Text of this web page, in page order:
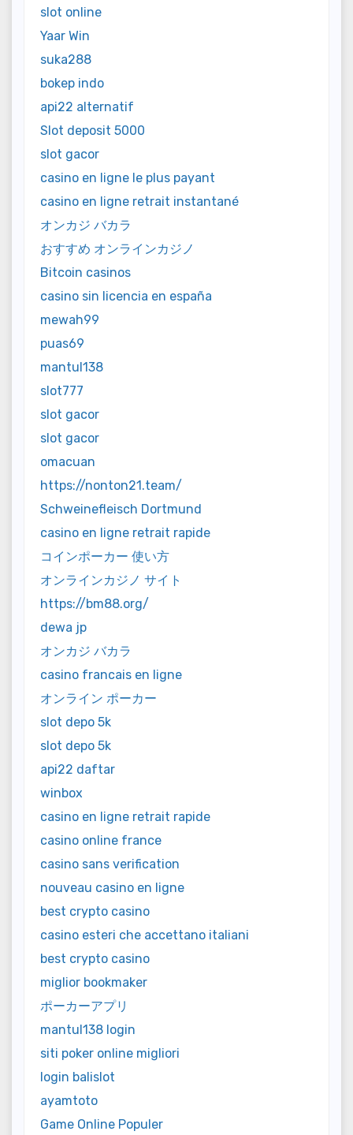
slot online
Yaar Win
suka288
bokep indo
api22 alternatif
Slot deposit 5000
slot gacor
casino en ligne le plus payant
casino en ligne retrait instantané
オンカジ バカラ
おすすめ オンラインカジノ
Bitcoin casinos
casino sin licencia en españa
mewah99
puas69
mantul138
slot777
slot gacor
slot gacor
omacuan
https://nonton21.team/
Schweinefleisch Dortmund
casino en ligne retrait rapide
コインポーカー 使い方
オンラインカジノ サイト
https://bm88.org/
dewa jp
オンカジ バカラ
casino francais en ligne
オンライン ポーカー
slot depo 5k
slot depo 5k
api22 daftar
winbox
casino en ligne retrait rapide
casino online france
casino sans verification
nouveau casino en ligne
best crypto casino
casino esteri che accettano italiani
best crypto casino
miglior bookmaker
ポーカーアプリ
mantul138 login
siti poker online migliori
login balislot
ayamtoto
Game Online Populer